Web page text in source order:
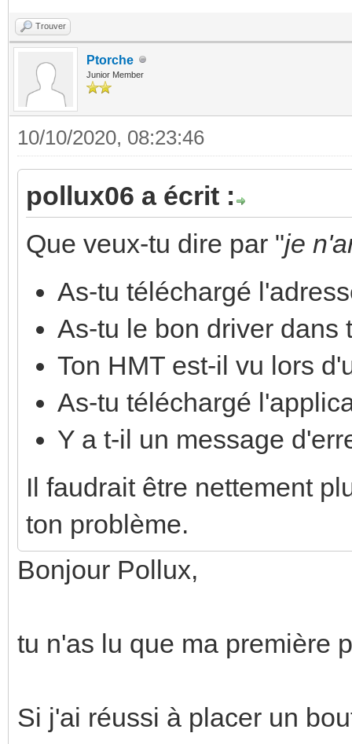
Trouver
Ptorche
Junior Member
10/10/2020, 08:23:46
pollux06 a écrit :
Que veux-tu dire par "je
As-tu téléchargé
As-tu le bon driver dans
Ton HMT est-il vu lors
As-tu téléchargé
Y a t-il un message
Il faudrait être nettement
ton problème.
Bonjour Pollux,
tu n'as lu que ma première
Si j'ai réussi à placer un